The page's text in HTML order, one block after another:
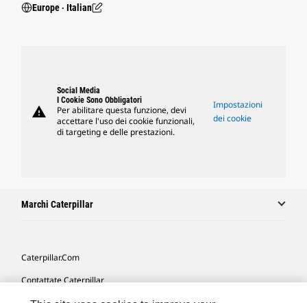
Europe ‧ Italian
warning
Social Media
I Cookie Sono Obbligatori
Per abilitare questa funzione, devi
accettare l'uso dei cookie funzionali,
di targeting e delle prestazioni.
Impostazioni
dei cookie
Marchi Caterpillar
Caterpillar.com
Contattate Caterpillar